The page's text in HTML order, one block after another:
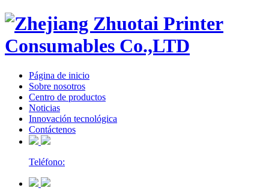
Página de inicio
Sobre nosotros
Centro de productos
Noticias
Innovación tecnológica
Contáctenos
Teléfono: